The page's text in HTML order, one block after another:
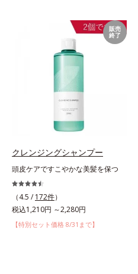
販売
終了
クレンジングシャンプー
頭皮ケアですこやかな美髪を保つ
（4.5 / 172件）
税込1,210円 ～2,280円
【特別セット価格 8/31まで】